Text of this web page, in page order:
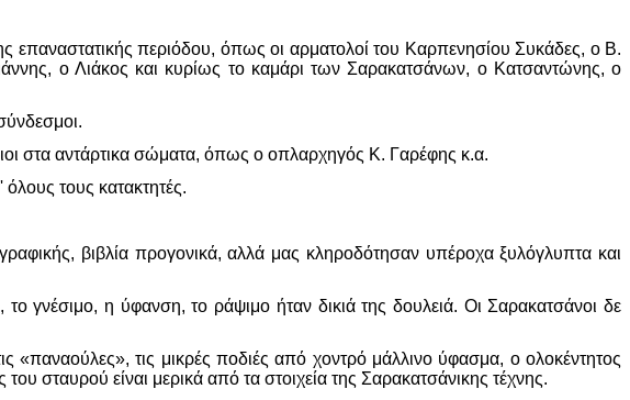
επαναστατικής περιόδου, όπως οι αρματολοί του Καρπενησίου Συκάδες, ο Β.
ο Λιάκος και κυρίως το καμάρι των Σαρακατσάνων, ο Κατσαντώνης, ο
στα αντάρτικα σώματα, όπως ο οπλαρχηγός Κ. Γαρέφης κ.α.
τους κατακτητές.
βιβλία προγονικά, αλλά μας κληροδότησαν υπέροχα ξυλόγλυπτα και
το γνέσιμο, η ύφανση, το ράψιμο ήταν δικιά της δουλειά. Οι Σαρακατσάνοι δε
τις μικρές ποδιές από χοντρό μάλλινο ύφασμα, ο ολοκέντητος
σταυρού είναι μερικά από τα στοιχεία της Σαρακατσάνικης τέχνης.